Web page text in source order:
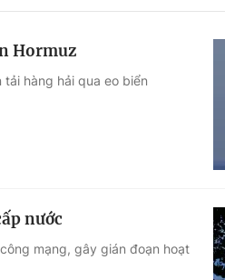
Hormuz
hàng hải qua eo biển
nước
mạng, gây gián đoạn hoạt